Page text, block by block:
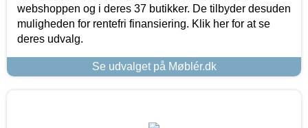
webshoppen og i deres 37 butikker. De tilbyder desuden
muligheden for rentefri finansiering. Klik her for at se
deres udvalg.
Se udvalget på Møblér.dk